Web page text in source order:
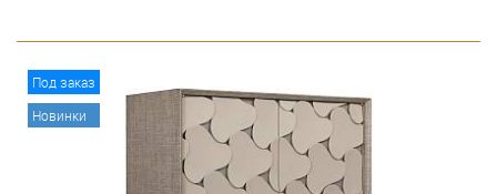
Под заказ
Новинки